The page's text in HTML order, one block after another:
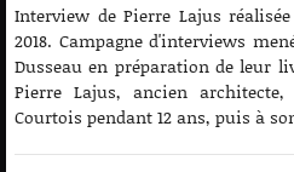
Interview de Pierre Lajus
2018. Campagne d'interviews
Dusseau en préparation de leur
Pierre Lajus, ancien
Courtois pendant 12 ans, puis à